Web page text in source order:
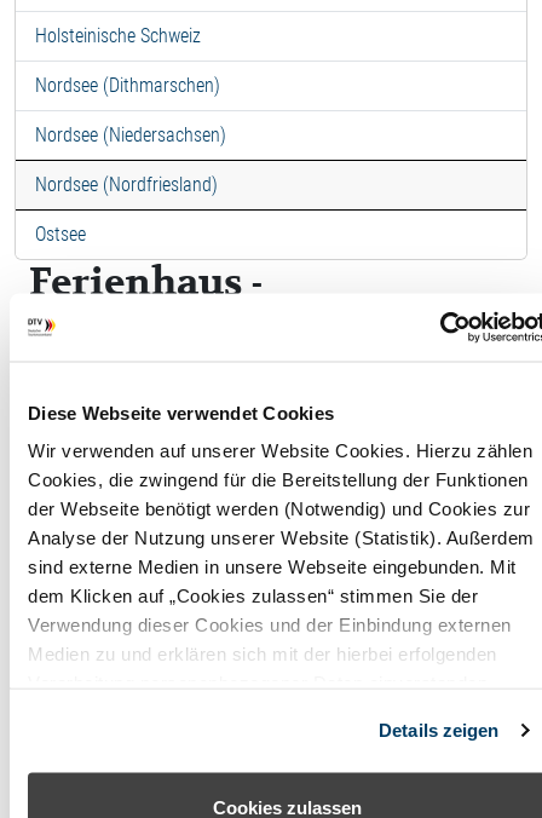
Diese Webseite verwendet Cookies
Wir verwenden auf unserer Website Cookies. Hierzu zählen
Cookies, die zwingend für die Bereitstellung der Funktionen
der Webseite benötigt werden (Notwendig) und Cookies zur
Analyse der Nutzung unserer Website (Statistik). Außerdem
sind externe Medien in unsere Webseite eingebunden. Mit
dem Klicken auf „Cookies zulassen“ stimmen Sie der
Verwendung dieser Cookies und der Einbindung externen
Medien zu und erklären sich mit der hierbei erfolgenden
Cookies“ ohne die Erklärung einer Einwilligung fortfahren. In
diesem Fall werden nur notwendige Cookies verwendet. Sie
können Ihre Einwilligung jederzeit unter den Cookie-
Details zeigen
Cookies zulassen
Holsteinische Schweiz
Nordsee (Dithmarschen)
Nordsee (Niedersachsen)
Nordsee (Nordfriesland)
Ostsee
Ferienhaus -
Erdbeerhuus
F
Wohnfläche
95,00
Maximale
Belegung
5
Badezimmer
Anzahl
3
Lizenznehmer